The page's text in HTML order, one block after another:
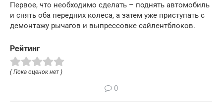
Первое, что необходимо сделать – поднять автомобиль
и снять оба передних колеса, а затем уже приступать с
демонтажу рычагов и выпрессовке сайлентблоков.
Рейтинг
( Пока оценок нет )
0